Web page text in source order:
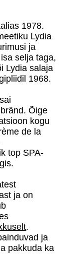
1978.
Lydia
ja
selja taga,
Lydia salaja
1968.
Õige
kogu
de la
top SPA-
ja on
.
ja
pakkuda ka